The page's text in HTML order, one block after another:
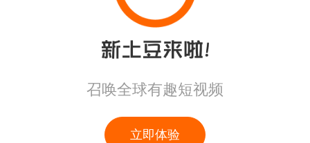
召唤全球有趣短视频
立即体验